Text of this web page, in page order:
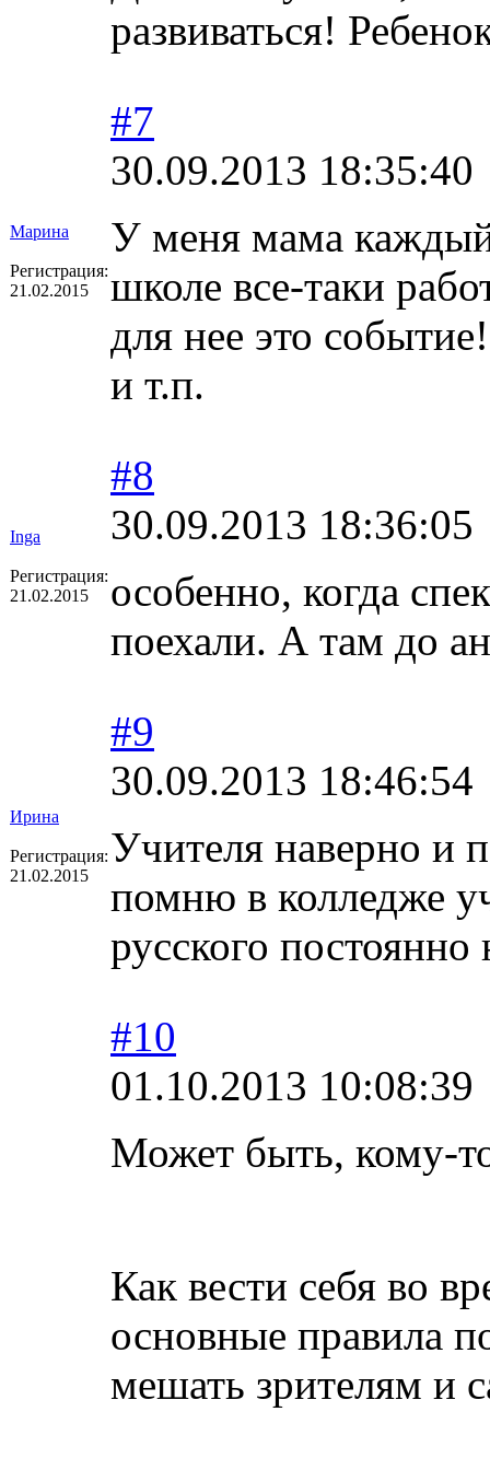
развиваться!
Марина
Регистрация:
21.02.2015
#7
30.09.2013 18:35:40
У меня мама каждый
школе все-таки
для нее это
и т.п.
Inga
Регистрация:
21.02.2015
#8
30.09.2013 18:36:05
особенно, когда
поехали. А там до
Ирина
Регистрация:
21.02.2015
#9
30.09.2013 18:46:54
Учителя наверно и
помню в колледже
русского постоянно
#10
01.10.2013 10:08:39
Может быть, кому-
Как вести себя во
основные правила
мешать зрителям и